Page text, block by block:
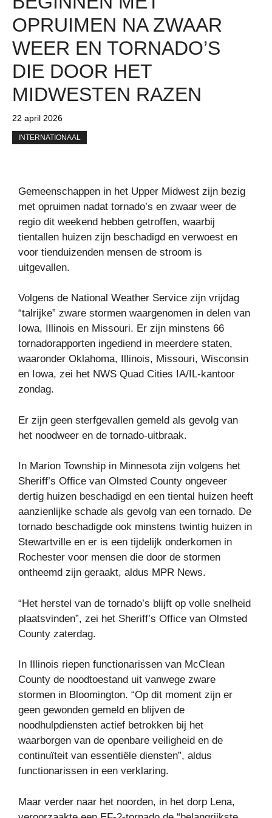
OPRUIMEN NA ZWAAR
WEER EN TORNADO’S
DIE DOOR HET
MIDWESTEN RAZEN
22 april 2026
INTERNATIONAAL
Gemeenschappen in het Upper Midwest zijn bezig
met opruimen nadat tornado’s en zwaar weer de
regio dit weekend hebben getroffen, waarbij
tientallen huizen zijn beschadigd en verwoest en
voor tienduizenden mensen de stroom is
uitgevallen.
Volgens de National Weather Service zijn vrijdag
“talrijke” zware stormen waargenomen in delen van
Iowa, Illinois en Missouri. Er zijn minstens 66
tornadorapporten ingediend in meerdere staten,
waaronder Oklahoma, Illinois, Missouri, Wisconsin
en Iowa, zei het NWS Quad Cities IA/IL-kantoor
zondag.
Er zijn geen sterfgevallen gemeld als gevolg van
het noodweer en de tornado-uitbraak.
In Marion Township in Minnesota zijn volgens het
Sheriff’s Office van Olmsted County ongeveer
dertig huizen beschadigd en een tiental huizen heeft
aanzienlijke schade als gevolg van een tornado. De
tornado beschadigde ook minstens twintig huizen in
Stewartville en er is een tijdelijk onderkomen in
Rochester voor mensen die door de stormen
ontheemd zijn geraakt, aldus MPR News.
“Het herstel van de tornado’s blijft op volle snelheid
plaatsvinden”, zei het Sheriff’s Office van Olmsted
County zaterdag.
In Illinois riepen functionarissen van McClean
County de noodtoestand uit vanwege zware
stormen in Bloomington. “Op dit moment zijn er
geen gewonden gemeld en blijven de
noodhulpdiensten actief betrokken bij het
waarborgen van de openbare veiligheid en de
continuïteit van essentiële diensten”, aldus
functionarissen in een verklaring.
Maar verder naar het noorden, in het dorp Lena,